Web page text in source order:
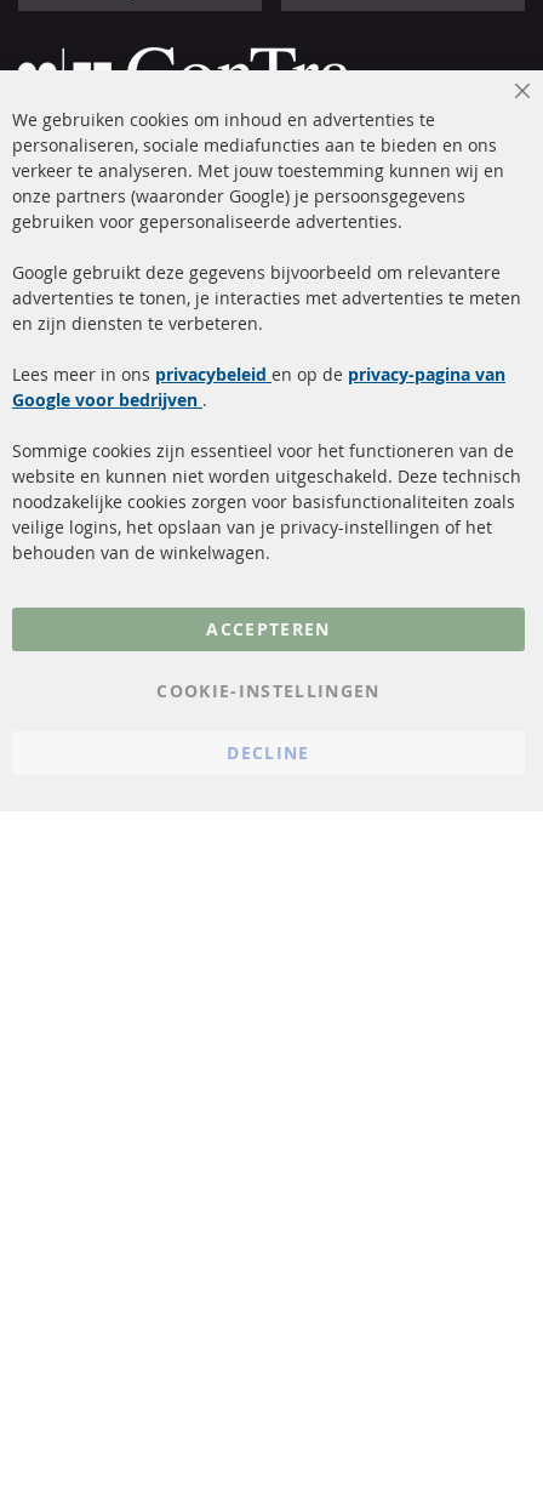
+49 (0) 4533 799 00 0
ma-do: 09-17 u, vr Fr 09-16 u
info@contra-automotive.de
facebook
instagram
Snelle links
Roetfilter reiniging
Katalysator (KAT)
sensoren
FAQ
Kundenservice
Verzendingskosten
Contact
Annuleer contract
Gegevensbescherming
We gebruiken cookies om inhoud en advertenties te
personaliseren, sociale mediafuncties aan te bieden en ons
verkeer te analyseren. Met jouw toestemming kunnen wij en
onze partners (waaronder Google) je persoonsgegevens
gebruiken voor gepersonaliseerde advertenties.
Google gebruikt deze gegevens bijvoorbeeld om relevantere
advertenties te tonen, je interacties met advertenties te meten
en zijn diensten te verbeteren.
Lees meer in ons privacybeleid en op de privacy-pagina van
Google voor bedrijven .
Sommige cookies zijn essentieel voor het functioneren van de
website en kunnen niet worden uitgeschakeld. Deze technisch
noodzakelijke cookies zorgen voor basisfunctionaliteiten zoals
veilige logins, het opslaan van je privacy-instellingen of het
behouden van de winkelwagen.
ACCEPTEREN
COOKIE-INSTELLINGEN
DECLINE